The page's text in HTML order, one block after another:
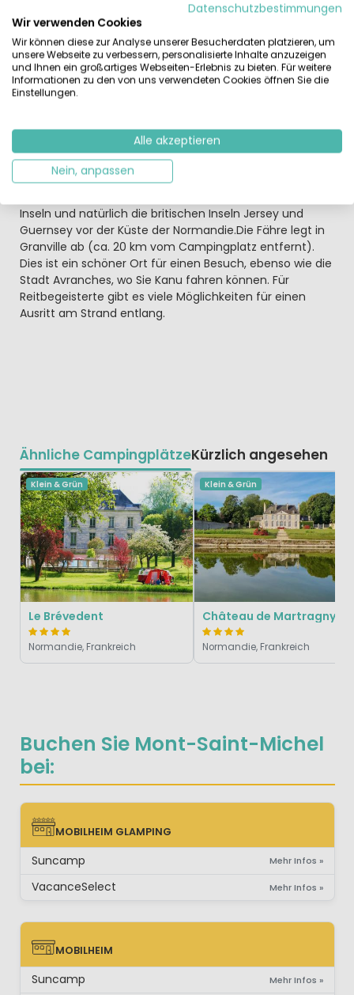
Buchen Sie Mont-Saint-Michel
bei:
MOBILHEIM GLAMPING
MOBILHEIM GLAMPING
Suncamp Mehr Infos »
VacanceSelect Mehr Infos »
MOBILHEIM
MOBILHEIM
Suncamp Mehr Infos »
und tanzt in der Minidisco? Natürlich kannst du dich
auch auf demSportplatz
mit deinen neuen Freunden treffen. Oder möchten Sie
die Gegend erkunden, vielleicht können Sie das mit dem
Fahrrad tun.
entdecken
Nicht weit vom Campingplatz entfernt befindet sich ein
schöner Sandstrand am Atlantischen Ozean. Das Gebiet
bietet nicht nur Mont-Saint-Michel, sondern auch
Inseln und natürlich die britischen Inseln Jersey und
Guernsey vor der Küste der Normandie.Die Fähre legt in
Granville ab (ca. 20 km vom Campingplatz entfernt).
Dies ist ein schöner Ort für einen Besuch, ebenso wie die
Stadt Avranches, wo Sie Kanu fahren können. Für
Reitbegeisterte gibt es viele Möglichkeiten für einen
Ausritt am Strand entlang.
Ähnliche CampingplätzeKürzlich angesehen
Klein & Grün
Le Brévedent
Normandie, Frankreich
Klein & Grün
Château de Martragny
Normandie, Frankreich
Datenschutzbestimmungen
Wir verwenden Cookies
Wir können diese zur Analyse unserer Besucherdaten platzieren, um
unsere Webseite zu verbessern, personalisierte Inhalte anzuzeigen
und Ihnen ein großartiges Webseiten-Erlebnis zu bieten. Für weitere
Informationen zu den von uns verwendeten Cookies öffnen Sie die
Einstellungen.
Alle akzeptieren
Nein, anpassen